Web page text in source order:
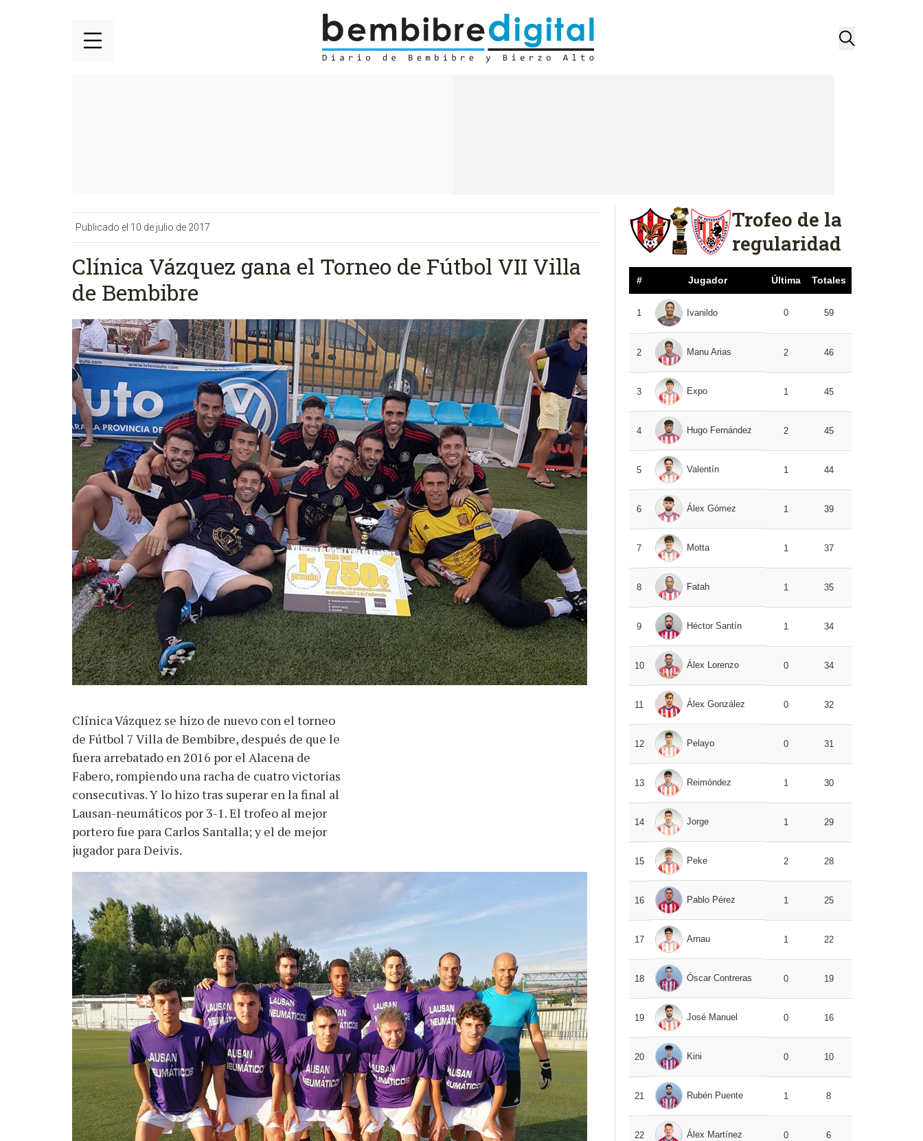
Publicado el 10 de julio de 2017
Clínica Vázquez gana el Torneo de Fútbol VII Villa
de Bembibre
Clínica Vázquez se hizo de nuevo con el torneo
de Fútbol 7 Villa de Bembibre, después de que le
fuera arrebatado en 2016 por el Alacena de
Fabero, rompiendo una racha de cuatro victorias
consecutivas. Y lo hizo tras superar en la final al
Lausan-neumáticos por 3-1. El trofeo al mejor
portero fue para Carlos Santalla; y el de mejor
jugador para Deivis.
Trofeo de la
regularidad
# Jugador Última Totales
1 Ivanildo 0 59
2 Manu Arias 2 46
3 Expo 1 45
4 Hugo Fernández 2 45
5 Valentín 1 44
6 Álex Gómez 1 39
7 Motta 1 37
8 Fatah 1 35
9 Héctor Santín 1 34
10 Álex Lorenzo 0 34
11 Álex González 0 32
12 Pelayo 0 31
13 Reimóndez 1 30
14 Jorge 1 29
15 Peke 2 28
16 Pablo Pérez 1 25
17 Arnau 1 22
18 Óscar Contreras 0 19
19 José Manuel 0 16
20 Kini 0 10
21 Rubén Puente 1 8
22 Álex Martínez 0 6